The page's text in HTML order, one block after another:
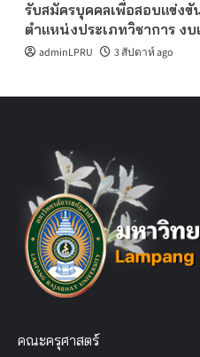
รับสมัครบุคคลเพื่อสอบแข่ง
ตำแหน่งประเภทวิชาการ ง
adminLPRU 3 สัปดาห์ ago
คณะครุศาสตร์